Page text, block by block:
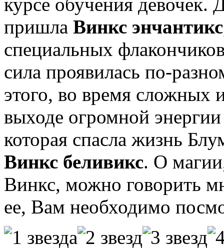
пришла Винкс энчантикс
специальных
сила проявилась по-
этого, во время сложных
выходе огромной
которая спасла жизнь
Винкс беливикс. О
Винкс, можно говорить
ее, Вам необходимо